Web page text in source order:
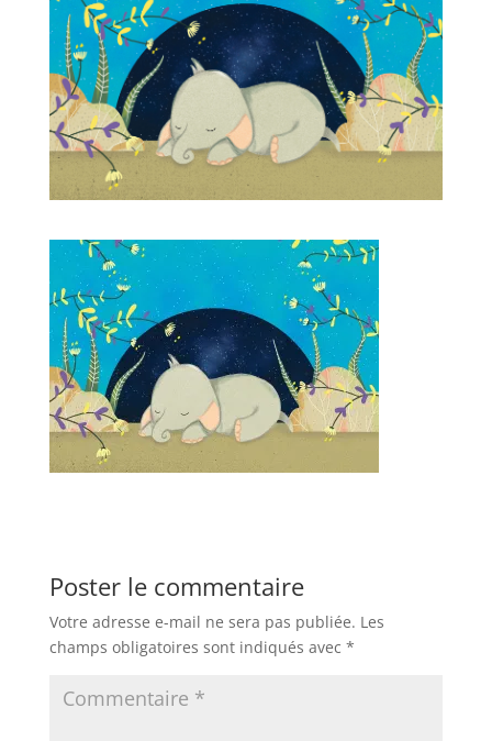
Poster le commentaire
Votre adresse e-mail ne sera pas publiée. Les
champs obligatoires sont indiqués avec *